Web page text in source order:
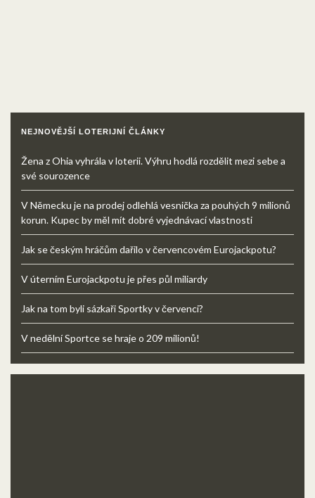
NEJNOVĚJŠÍ LOTERIJNÍ ČLÁNKY
Žena z Ohia vyhrála v loterii. Výhru hodlá rozdělit mezi sebe a
své sourozence
V Německu je na prodej odlehlá vesnička za pouhých 9 milionů
korun. Kupec by měl mít dobré vyjednávací vlastnosti
Jak se českým hráčům dařilo v červencovém Eurojackpotu?
V úterním Eurojackpotu je přes půl miliardy
Jak na tom byli sázkaři Sportky v červenci?
V nedělní Sportce se hraje o 209 milionů!